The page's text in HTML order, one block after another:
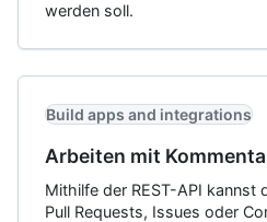
werden soll.
Build apps and integrations
Arbeiten mit
Mithilfe der REST-API kannst
Pull Requests, Issues oder